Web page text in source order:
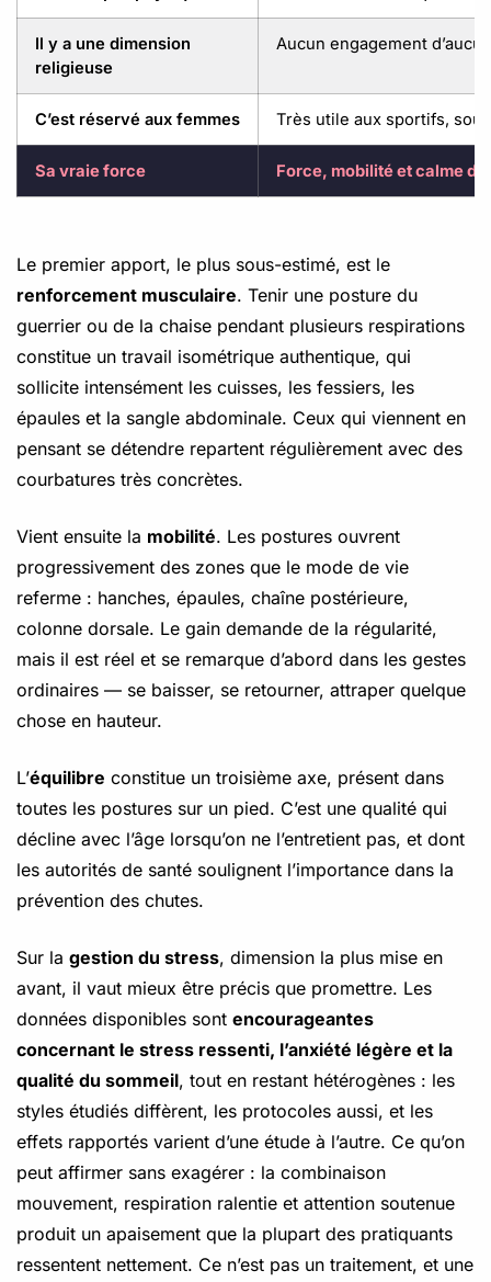
Il y a une dimension
religieuse
Aucun engagement
C’est réservé aux femmes Très utile aux sportifs,
Sa vraie force Force, mobilité et calme
Le premier apport, le plus sous-estimé, est le
renforcement musculaire. Tenir une posture du
guerrier ou de la chaise pendant plusieurs respirations
constitue un travail isométrique authentique, qui
sollicite intensément les cuisses, les fessiers, les
épaules et la sangle abdominale. Ceux qui viennent en
pensant se détendre repartent régulièrement avec des
courbatures très concrètes.
Vient ensuite la mobilité. Les postures ouvrent
progressivement des zones que le mode de vie
referme : hanches, épaules, chaîne postérieure,
colonne dorsale. Le gain demande de la régularité,
mais il est réel et se remarque d’abord dans les gestes
ordinaires — se baisser, se retourner, attraper quelque
chose en hauteur.
L’équilibre constitue un troisième axe, présent dans
toutes les postures sur un pied. C’est une qualité qui
décline avec l’âge lorsqu’on ne l’entretient pas, et dont
les autorités de santé soulignent l’importance dans la
prévention des chutes.
Sur la gestion du stress, dimension la plus mise en
avant, il vaut mieux être précis que promettre. Les
données disponibles sont encourageantes
concernant le stress ressenti, l’anxiété légère et la
qualité du sommeil, tout en restant hétérogènes : les
styles étudiés diffèrent, les protocoles aussi, et les
effets rapportés varient d’une étude à l’autre. Ce qu’on
peut affirmer sans exagérer : la combinaison
mouvement, respiration ralentie et attention soutenue
produit un apaisement que la plupart des pratiquants
ressentent nettement. Ce n’est pas un traitement, et une